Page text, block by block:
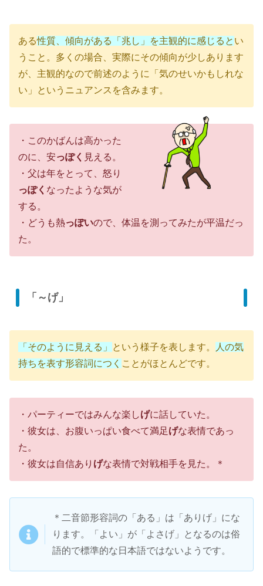
ある性質、傾向がある「兆し」を主観的に感じると い
うこと。多くの場合、実際にその傾向が少しあります
が、主観的なので前述のように「気のせいかもしれな
い」というニュアンスを含みます。
・このかばんは高かった
のに、安っぽく 見える。
・父は年をとって、怒り
っぽく なったような気が
する。
・どうも熱っぽいので、体温を測ってみたが平温だっ
た。
「～げ」
「そのように見える」 という様子を表します。
人の気
持ちを表す形容詞につく ことがほとんどです。
・パーティーではみんな楽しげに話していた。
・彼女は、お腹いっぱい食べて満足げな表情であっ
た。
・彼女は自信あり げな表情で対戦相手を見た。＊
＊二音節形容詞の「ある」は「ありげ」にな
ります。「よい」が「よさげ」となるのは俗
語的で標準的な日本語ではないようです。